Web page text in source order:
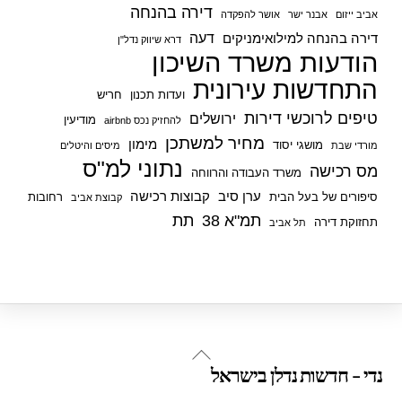
אביב ייזום אבנר ישר אושר להפקדה דירה בהנחה
דירה בהנחה למילואימניקים דעה דרא שיווק נדל"ן
הודעות משרד השיכון
התחדשות עירונית ועדות תכנון חריש
טיפים לרוכשי דירות ירושלים להחזיק נכס airbnb מודיעין
מורדי שבת מושגי יסוד מחיר למשתכן מימון מיסים והיטלים
מס רכישה משרד העבודה והרווחה נתוני למ"ס
סיפורים של בעל הבית ערן סיב קבוצות רכישה קבוצת אביב
רחובות
תחזוקת דירה
תל אביב תמ"א 38 תת
Back
נדי - חדשות נדלן בישראל